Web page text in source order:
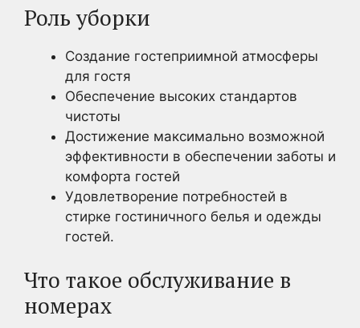
Роль уборки
Создание гостеприимной атмосферы
для гостя
Обеспечение высоких стандартов
чистоты
Достижение максимально возможной
эффективности в обеспечении заботы и
комфорта гостей
Удовлетворение потребностей в
стирке гостиничного белья и одежды
гостей.
Что такое обслуживание в
номерах